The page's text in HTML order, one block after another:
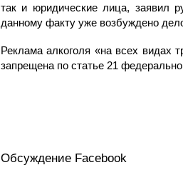
так и юридические лица, заявил
данному факту уже возбуждено
Реклама алкоголя «на всех видах
запрещена по статье 21
Обсуждение Facebook